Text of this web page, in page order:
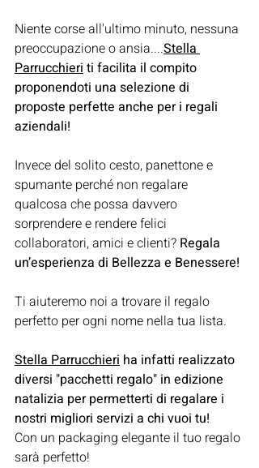
Niente corse all'ultimo minuto, nessuna
preoccupazione o ansia....Stella
Parrucchieri ti facilita il compito
proponendoti una selezione di
proposte perfette anche per i regali
aziendali!
Invece del solito cesto, panettone e
spumante perché non regalare
qualcosa che possa davvero
sorprendere e rendere felici
collaboratori, amici e clienti? Regala
un’esperienza di Bellezza e Benessere!
Ti aiuteremo noi a trovare il regalo
perfetto per ogni nome nella tua lista.
Stella Parrucchieri ha infatti realizzato
diversi "pacchetti regalo" in edizione
natalizia per permetterti di regalare i
nostri migliori servizi a chi vuoi tu!
Con un packaging elegante il tuo regalo
sarà perfetto!